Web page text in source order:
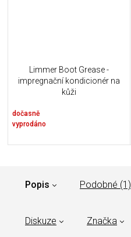
Limmer Boot Grease -
impregnační kondicionér na
kůži
dočasně
vyprodáno
Popis Podobné (1)
Diskuze Značka